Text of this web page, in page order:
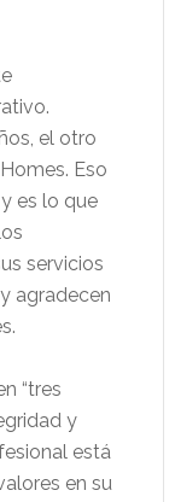
el otro
Eso
es lo que
servicios
agradecen
“tres
y
está
en su